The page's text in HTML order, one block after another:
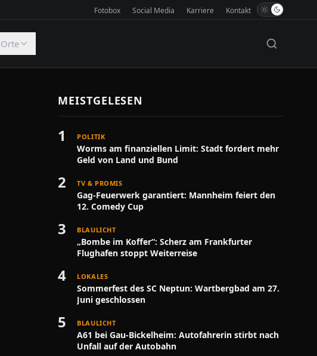
Fotobox Social Media Karriere Kontakt
Orte
MEISTGELESEN
1 POLITIK
Worms am finanziellen Limit: Stadt fordert mehr
Geld von Land und Bund
2 TV & PROMIS
Gag-Feuerwerk garantiert: Mannheim feiert den
12. Comedy Cup
3 BLAULICHT
„Bombe im Koffer“: Scherz am Frankfurter
Flughafen stoppt Weiterreise
4 LOKALES
Sommerfest des SC Neptun: Wartbergbad am 27.
Juni geschlossen
5 BLAULICHT
A61 bei Gau-Bickelheim: Autofahrerin stirbt nach
Unfall auf der Autobahn